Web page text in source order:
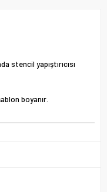
stencil yapıştırıcısı
boyanır.